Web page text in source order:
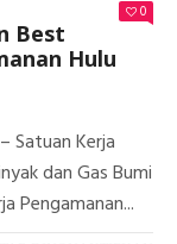
0
Best
Hulu
Satuan Kerja
dan Gas Bumi
Pengamanan...